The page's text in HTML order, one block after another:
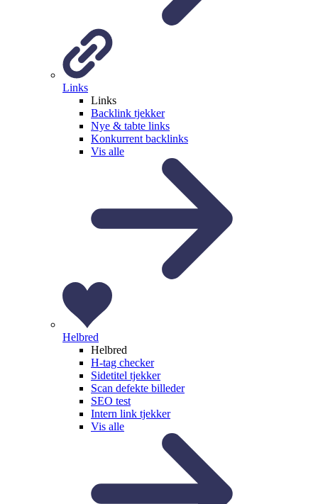
Links
Links
Backlink tjekker
Nye & tabte links
Konkurrent backlinks
Vis alle
Helbred
Helbred
H-tag checker
Sidetitel tjekker
Scan defekte billeder
SEO test
Intern link tjekker
Vis alle